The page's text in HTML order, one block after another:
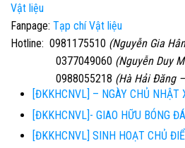
Vật liệu
Fanpage: Tạp chí Vật liệu
Hotline: 0981175510 (Nguyễn Gia
0377049060 (Nguyễn Duy
0988055218 (Hà Hải Đăng
[ĐKKHCNVL] – NGÀY CHỦ NHẬT
[ĐKKHCNVL]- GIAO HỮU BÓNG
[ĐKKHCNVL] SINH HOẠT CHỦ